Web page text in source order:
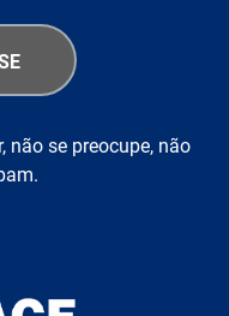
não se preocupe, não